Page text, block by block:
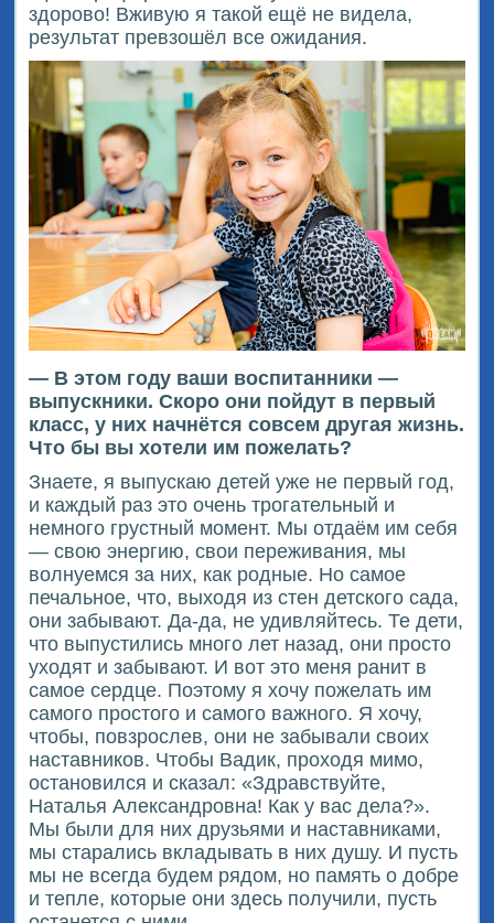
здорово! Вживую я такой ещё не видела,
результат превзошёл все ожидания.
— В этом году ваши воспитанники —
выпускники. Скоро они пойдут в первый
класс, у них начнётся совсем другая жизнь.
Что бы вы хотели им пожелать?
Знаете, я выпускаю детей уже не первый год,
и каждый раз это очень трогательный и
немного грустный момент. Мы отдаём им себя
— свою энергию, свои переживания, мы
волнуемся за них, как родные. Но самое
печальное, что, выходя из стен детского сада,
они забывают. Да-да, не удивляйтесь. Те дети,
что выпустились много лет назад, они просто
уходят и забывают. И вот это меня ранит в
самое сердце. Поэтому я хочу пожелать им
самого простого и самого важного. Я хочу,
чтобы, повзрослев, они не забывали своих
наставников. Чтобы Вадик, проходя мимо,
остановился и сказал: «Здравствуйте,
Наталья Александровна! Как у вас дела?».
Мы были для них друзьями и наставниками,
мы старались вкладывать в них душу. И пусть
мы не всегда будем рядом, но память о добре
и тепле, которые они здесь получили, пусть